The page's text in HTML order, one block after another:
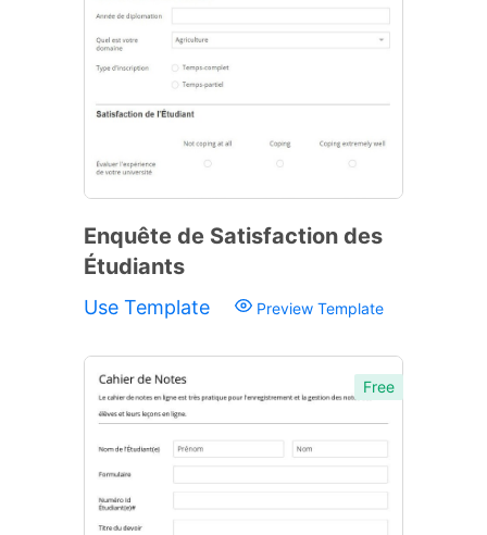
Enquête de Satisfaction des
Étudiants
Use Template Preview Template
Free